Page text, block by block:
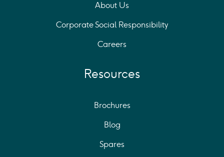
About Us
Corporate Social Responsibility
Careers
Resources
Brochures
Blog
Spares